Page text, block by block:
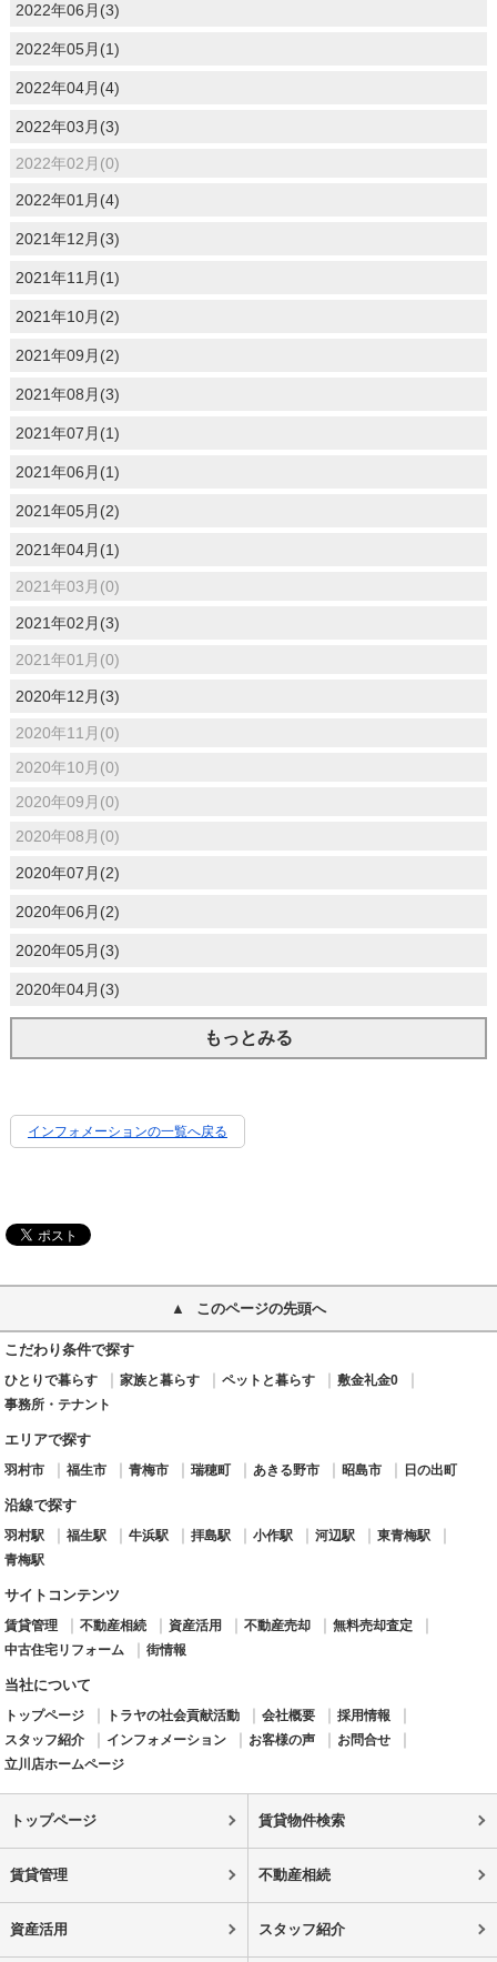
2022年06月(3)
2022年05月(1)
2022年04月(4)
2022年03月(3)
2022年02月(0)
2022年01月(4)
2021年12月(3)
2021年11月(1)
2021年10月(2)
2021年09月(2)
2021年08月(3)
2021年07月(1)
2021年06月(1)
2021年05月(2)
2021年04月(1)
2021年03月(0)
2021年02月(3)
2021年01月(0)
2020年12月(3)
2020年11月(0)
2020年10月(0)
2020年09月(0)
2020年08月(0)
2020年07月(2)
2020年06月(2)
2020年05月(3)
2020年04月(3)
もっとみる
インフォメーションの一覧へ戻る
このページの先頭へ
こだわり条件で探す
ひとりで暮らす 家族と暮らす ペットと暮らす
敷金礼金0
事務所・テナント
エリアで探す
羽村市 福生市 青梅市 瑞穂町 あきる野市 昭島市 日の出町
沿線で探す
羽村駅 福生駅 牛浜駅 拝島駅 小作駅 河辺駅
東青梅駅
青梅駅
サイトコンテンツ
賃貸管理 不動産相続 資産活用 不動産売却
無料売却査定
中古住宅リフォーム
街情報
当社について
トップページ トラヤの社会貢献活動 会社概要
採用情報
スタッフ紹介
インフォメーション お客様の声
お問合せ
立川店ホームページ
トップページ 賃貸物件検索
賃貸管理 不動産相続
資産活用 スタッフ紹介